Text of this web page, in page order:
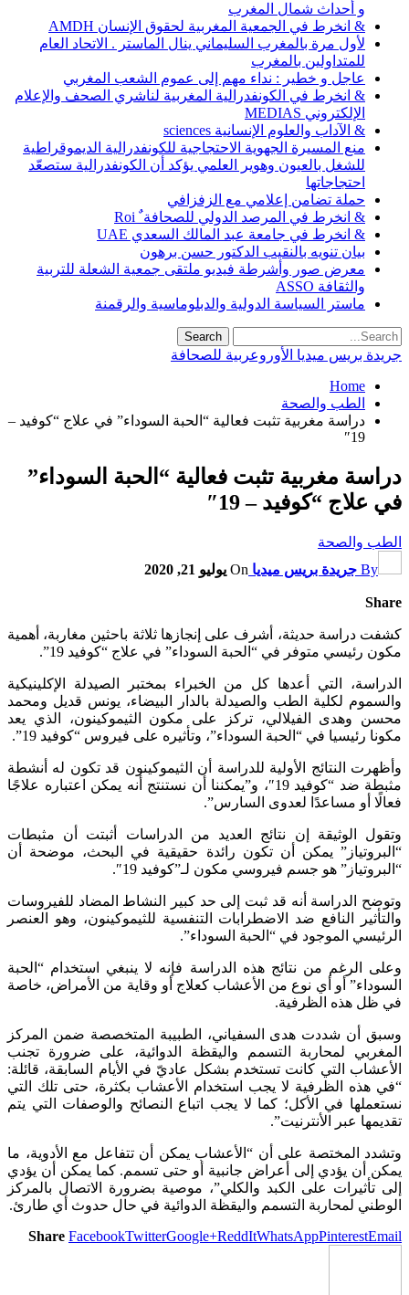
و أحداث شمال المغرب
& انخرط في الجمعية المغربية لحقوق الإنسان AMDH
لأول مرة بالمغرب السليماني ينال الماستر . الاتحاد العام
للمتداولين بالمغرب
عاجل و خطير : نداء مهم إلى عموم الشعب المغربي
& انخرط في الكونفدرالية المغربية لناشري الصحف والإعلام
الإلكتروني MEDIAS
& الآداب والعلوم الإنسانية sciences
منع المسيرة الجهوية الاحتجاجية للكونفدرالية الديموقراطية
للشغل بالعيون وهوير العلمي يؤكد أن الكونفدرالية ستصعّد
احتجاجاتها
حملة تضامن إعلامي مع الزفزافي
& انخرط في المرصد الدولي للصحافة ٌ Roi
& انخرط في جامعة عبد المالك السعدي UAE
بيان تنويه بالنقيب الدكتور حسن برهون
معرض صور وأشرطة فيديو ملتقى جمعية الشعلة للتربية
والثقافة ASSO
ماستر السياسة الدولية والدبلوماسية والرقمنة
جريدة بريس ميديا الأوروعربية للصحافة
Home
الطب والصحة
دراسة مغربية تثبت فعالية “الحبة السوداء” في علاج “كوفيد –
19″‬
دراسة مغربية تثبت فعالية “الحبة السوداء”
في علاج “كوفيد – 19″‬
الطب والصحة
By جريدة بريس ميديا On يوليو 21, 2020
Share
كشفت دراسة حديثة، أشرف على إنجازها ثلاثة باحثين مغاربة، أهمية
مكون رئيسي متوفر في “الحبة السوداء” في علاج “كوفيد 19”.
الدراسة، التي أعدها كل من الخبراء بمختبر الصيدلة الإكلينيكية
والسموم لكلية الطب والصيدلة بالدار البيضاء، يونس قديل ومحمد
محسن وهدى الفيلالي، تركز على مكون الثيموكينون، الذي يعد
مكونا رئيسيا في “الحبة السوداء”، وتأثيره على فيروس “كوفيد 19”.
وأظهرت النتائج الأولية للدراسة أن الثيموكينون قد تكون له أنشطة
مثبطة ضد “كوفيد 19″، و”يمكننا أن نستنتج أنه يمكن اعتباره علاجًا
فعالًا أو مساعدًا لعدوى السارس”.
وتقول الوثيقة إن نتائج العديد من الدراسات أثبتت أن مثبطات
“البروتياز” يمكن أن تكون رائدة حقيقية في البحث، موضحة أن
“البروتياز” هو جسم فيروسي مكون لـ”كوفيد 19″.
وتوضح الدراسة أنه قد ثبت إلى حد كبير النشاط المضاد للفيروسات
والتأثير النافع ضد الاضطرابات التنفسية للثيموكينون، وهو العنصر
الرئيسي الموجود في “الحبة السوداء”.
وعلى الرغم من نتائج هذه الدراسة فإنه لا ينبغي استخدام “الحبة
السوداء” أو أي نوع من الأعشاب كعلاج أو وقاية من الأمراض، خاصة
في ظل هذه الظرفية.
وسبق أن شددت هدى السفياني، الطبيبة المتخصصة ضمن المركز
المغربي لمحاربة التسمم واليقظة الدوائية، على ضرورة تجنب
الأعشاب التي كانت تستخدم بشكل عاديّ في الأيام السابقة، قائلة:
“في هذه الظرفية لا يجب استخدام الأعشاب بكثرة، حتى تلك التي
نستعملها في الأكل؛ كما لا يجب اتباع النصائح والوصفات التي يتم
تقديمها عبر الأنترنيت”.
وتشدد المختصة على أن “الأعشاب يمكن أن تتفاعل مع الأدوية، ما
يمكن أن يؤدي إلى أعراض جانبية أو حتى تسمم. كما يمكن أن يؤدي
إلى تأثيرات على الكبد والكلي”، موصية بضرورة الاتصال بالمركز
الوطني لمحاربة التسمم واليقظة الدوائية في حال حدوث أي طارئ.
Share FacebookTwitterGoogle+ReddItWhatsAppPinterestEmail